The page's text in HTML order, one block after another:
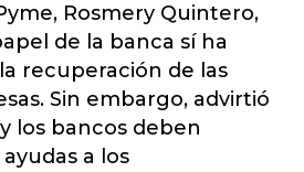
Rosmery Quintero,
de la banca sí ha
recuperación de las
Sin embargo, advirtió
los bancos deben
a los